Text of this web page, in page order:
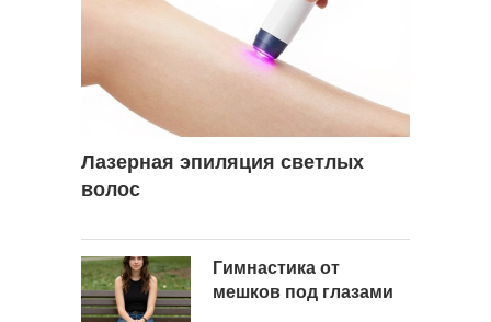
Лазерная эпиляция светлых
волос
Гимнастика от
мешков под глазами